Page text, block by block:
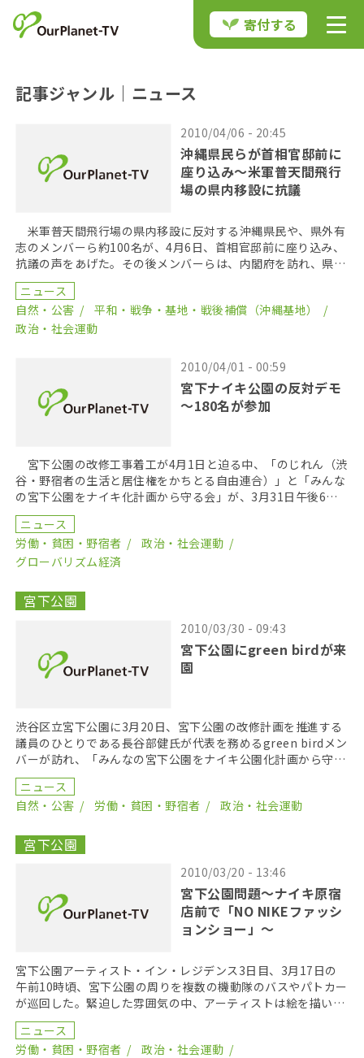
寄付する
記事ジャンル｜ニュース
2010/04/06 - 20:45
沖縄県民らが首相官邸前に
座り込み～米軍普天間飛行
場の県内移設に抗議
米軍普天間飛行場の県内移設に反対する沖縄県民や、県外有
志のメンバーら約100名が、4月6日、首相官邸前に座り込み、
抗議の声をあげた。その後メンバーらは、内閣府を訪れ、県内
移設をしないように請願書を鳩山首相宛てに提出した […]
ニュース
自然・公害
平和・戦争・基地・戦後補償（沖縄基地）
政治・社会運動
2010/04/01 - 00:59
宮下ナイキ公園の反対デモ
～180名が参加
宮下公園の改修工事着工が4月1日と迫る中、「のじれん（渋
谷・野宿者の生活と居住権をかちとる自由連合）」と「みんな
の宮下公園をナイキ化計画から守る会」が、3月31日午後6時
頃、緊急デモを行い約180名が参加した。参加者は […]
ニュース
労働・貧困・野宿者
政治・社会運動
グローバリズム経済
宮下公園
2010/03/30 - 09:43
宮下公園にgreen birdが来
園
渋谷区立宮下公園に3月20日、宮下公園の改修計画を推進する
議員のひとりである長谷部健氏が代表を務めるgreen birdメン
バーが訪れ、「みんなの宮下公園をナイキ公園化計画から守る
会」のメンバーと意見を交わした。 NPO […]
ニュース
自然・公害
労働・貧困・野宿者 政治・社会運動
宮下公園
2010/03/20 - 13:46
宮下公園問題～ナイキ原宿
店前で「NO NIKEファッシ
ョンショー」～
宮下公園アーティスト・イン・レジデンス3日目、3月17日の
午前10時頃、宮下公園の周りを複数の機動隊のバスやパトカー
が巡回した。緊迫した雰囲気の中、アーティストは絵を描いた
り、洋服を作ったり、楽器を演奏したりと表現活動を […]
ニュース
労働・貧困・野宿者
政治・社会運動